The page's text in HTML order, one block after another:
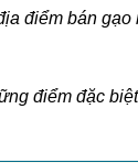
điểm bán
điểm đặc